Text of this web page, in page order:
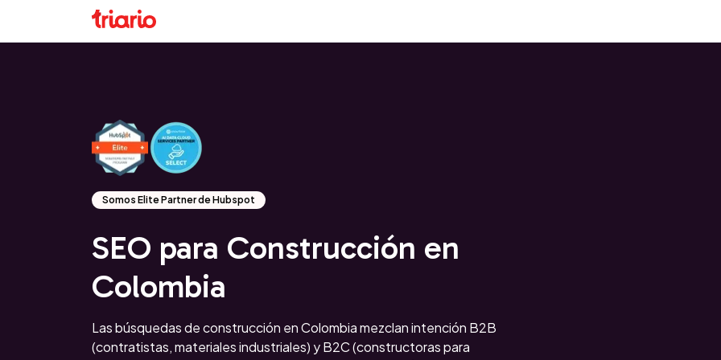
Somos Elite Partner de Hubspot
SEO para Construcción en
Colombia
Las búsquedas de construcción en Colombia mezclan intención B2B
(contratistas, materiales industriales) y B2C (constructoras para